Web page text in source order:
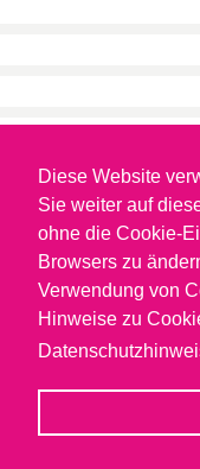
Diese Website
Sie weiter auf
ohne die Cookie-
Browsers zu
Verwendung von
Hinweise zu
Ihre Anfrage wird
werden Ihre Angaben
Ich akzeptiere die
dargestellte